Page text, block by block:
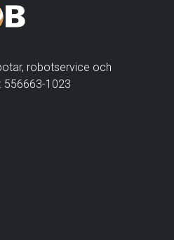
robotservice och
556663-1023